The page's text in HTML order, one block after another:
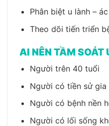
Phân biệt u lành –
Theo dõi tiến triển
AI NÊN TẦM SOÁT
Người trên 40 tuổi
Người có tiền sử
Người có bệnh nền
Người có lối sống